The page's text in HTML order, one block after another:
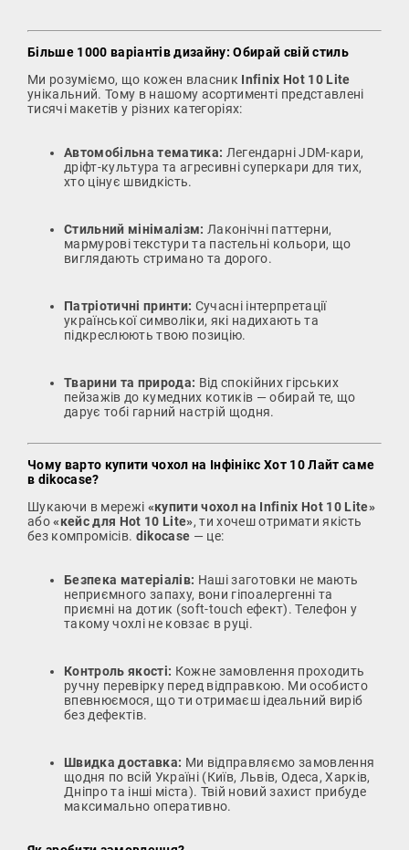
Більше 1000 варіантів дизайну: Обирай свій стиль
Ми розуміємо, що кожен власник Infinix Hot 10 Lite
унікальний. Тому в нашому асортименті представлені
тисячі макетів у різних категоріях:
Автомобільна тематика: Легендарні JDM-кари,
дріфт-культура та агресивні суперкари для тих,
хто цінує швидкість.
Стильний мінімалізм: Лаконічні паттерни,
мармурові текстури та пастельні кольори, що
виглядають стримано та дорого.
Патріотичні принти: Сучасні інтерпретації
української символіки, які надихають та
підкреслюють твою позицію.
Тварини та природа: Від спокійних гірських
пейзажів до кумедних котиків — обирай те, що
дарує тобі гарний настрій щодня.
Чому варто купити чохол на Інфінікс Хот 10 Лайт саме
в dikocase?
Шукаючи в мережі «купити чохол на Infinix Hot 10 Lite»
або«кейс для Hot 10 Lite», ти хочеш отримати якість
без компромісів. dikocase — це:
Безпека матеріалів: Наші заготовки не мають
неприємного запаху, вони гіпоалергенні та
приємні на дотик (soft-touch ефект). Телефон у
такому чохлі не ковзає в руці.
Контроль якості: Кожне замовлення проходить
ручну перевірку перед відправкою. Ми особисто
впевнюємося, що ти отримаєш ідеальний виріб
без дефектів.
Швидка доставка: Ми відправляємо замовлення
щодня по всій Україні (Київ, Львів, Одеса, Харків,
Дніпро та інші міста). Твій новий захист прибуде
максимально оперативно.